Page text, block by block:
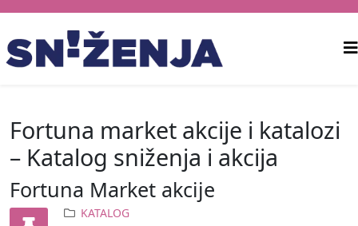
Fortuna market akcije i katalozi
– Katalog sniženja i akcija
Fortuna Market akcije
KATALOG